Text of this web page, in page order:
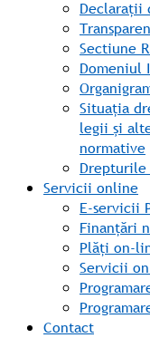
Declarații
Sectiune
Domeniul
Situația
legii și
normative
Servicii online
E-servicii
Finanțări
Plăți on-
Servicii
Contact